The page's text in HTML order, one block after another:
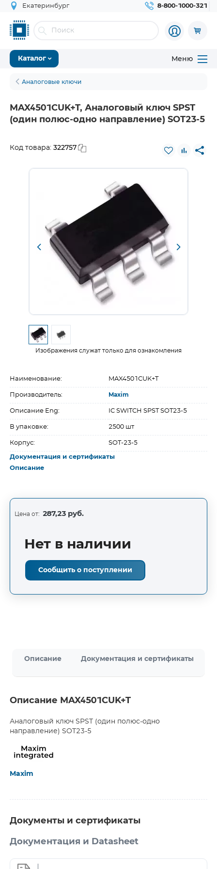
Екатеринбург 8-800-1000-321
Каталог Меню
Аналоговые ключи
MAX4501CUK+T, Аналоговый ключ SPST
(один полюс-одно направление) SOT23-5
Код товара: 322757
Изображения служат только для ознакомления
Наименование: MAX4501CUK+T
Производитель: Maxim
Описание Eng: IC SWITCH SPST SOT23-5
В упаковке: 2500 шт
Корпус: SOT-23-5
Документация и сертификаты
Описание
Цена от: 287,23 руб.
Нет в наличии
Сообщить о поступлении
Описание Документация и сертификаты
Описание MAX4501CUK+T
Аналоговый ключ SPST (один полюс-одно
направление) SOT23-5
Maxim
Документы и сертификаты
Документация и Datasheet